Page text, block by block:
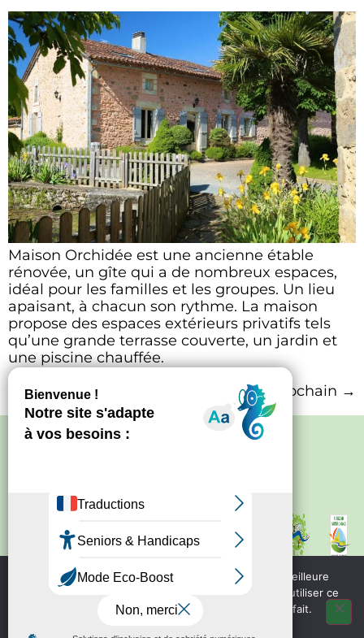
Maison Orchidée est une ancienne étable
rénovée, un gîte qui a de nombreux espaces,
idéal pour les familles et les groupes. Un lieu
apaisant, à chacun son rythme. La maison
propose des espaces extérieurs privatifs tels
qu’une grande terrasse couverte, un jardin et
une piscine chauffée.
Prochain →
Site créé par
Politique de confidentialité
Mentions
touristique de Nontron
Bureau d'information
Bureau d'information
Nous utilisons des cookies pour vous garantir la meilleure
expérience sur notre site web. Si vous continuez à utiliser ce
site, nous supposerons que vous en êtes satisfait.
OK